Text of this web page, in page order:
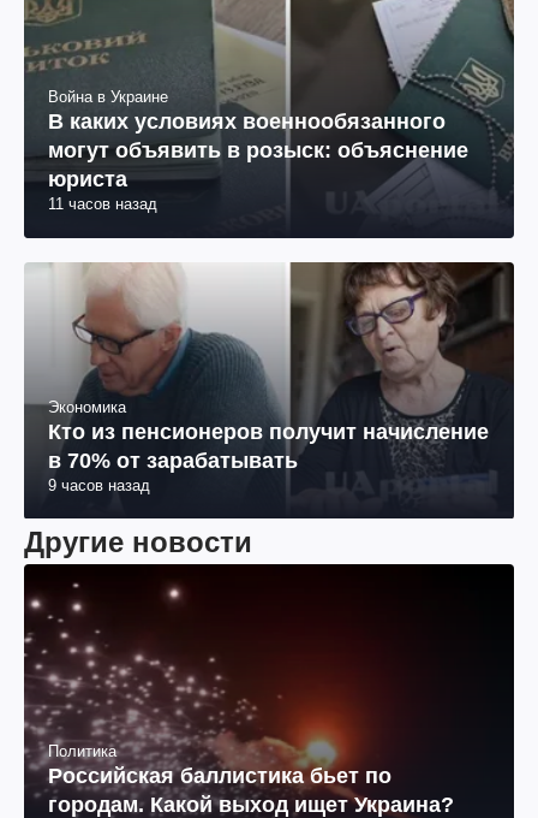
Война в Украине
В каких условиях военнообязанного
могут объявить в розыск: объяснение
юриста
11 часов назад
Экономика
Кто из пенсионеров получит начисление
в 70% от зарабатывать
9 часов назад
Другие новости
Политика
Российская баллистика бьет по
городам. Какой выход ищет Украина?